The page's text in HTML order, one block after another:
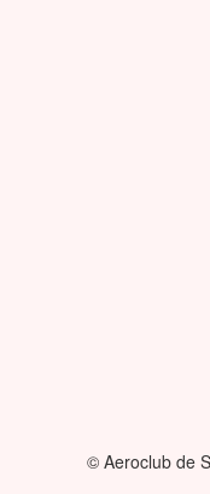
© Aeroclub de